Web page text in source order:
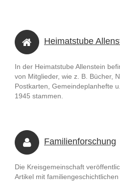
Heimatstube
In der Heimatstube Allenstein
von Mitglieder, wie z. B. Bücher,
Postkarten, Gemeindeplanhefte
1945 stammen.
Familienforschung
Die Kreisgemeinschaft
Artikel mit